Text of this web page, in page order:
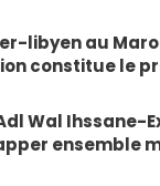
libyen au
constitue le
Wal Ihssane-
ensemble